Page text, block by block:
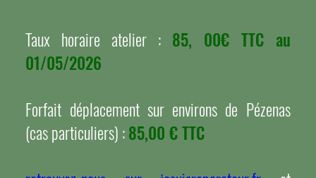
Taux horaire atelier : 85, 00€ TTC au
01/05/2026
Forfait déplacement sur environs de Pézenas
(cas particuliers) :85,00 € TTC